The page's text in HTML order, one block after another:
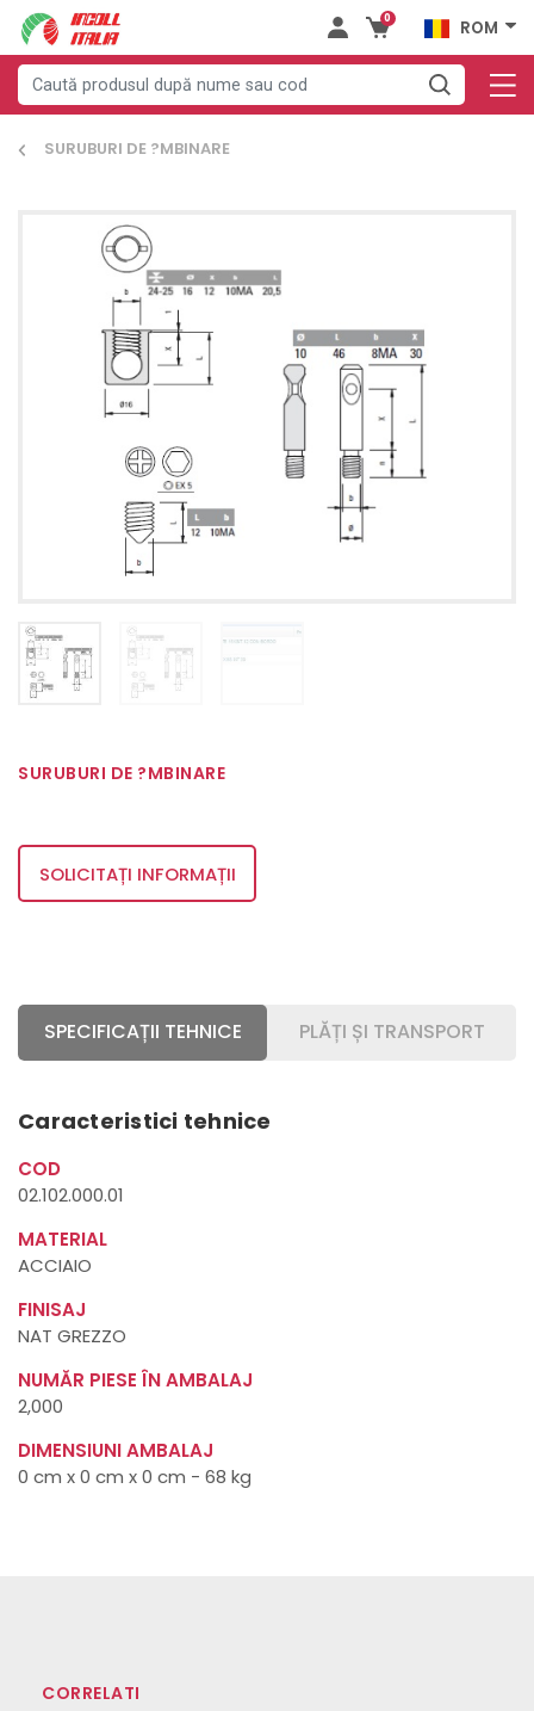
0 ROM
SURUBURI DE ?MBINARE
SURUBURI DE ?MBINARE
SOLICITAȚI INFORMAȚII
SPECIFICAȚII TEHNICE PLĂȚI ȘI TRANSPORT
Caracteristici tehnice
COD
02.102.000.01
MATERIAL
ACCIAIO
FINISAJ
NAT GREZZO
NUMĂR PIESE ÎN AMBALAJ
2,000
DIMENSIUNI AMBALAJ
0 cm x 0 cm x 0 cm - 68 kg
CORRELATI